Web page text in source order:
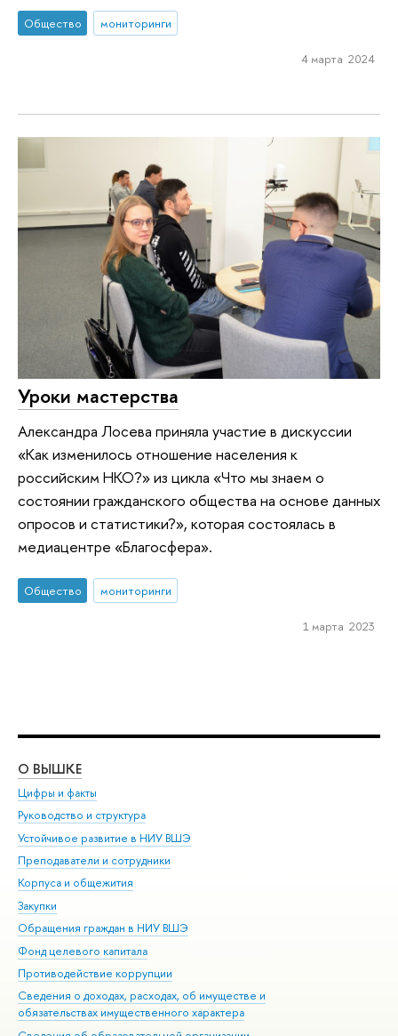
Общество мониторинги
4 марта 2024
Уроки мастерства
Александра Лосева приняла участие в дискуссии
«Как изменилось отношение населения к
российским НКО?» из цикла «Что мы знаем о
состоянии гражданского общества на основе данных
опросов и статистики?», которая состоялась в
медиацентре «Благосфера».
Общество мониторинги
1 марта 2023
О ВЫШКЕ
Цифры и факты
Руководство и структура
Устойчивое развитие в НИУ ВШЭ
Преподаватели и сотрудники
Корпуса и общежития
Закупки
Обращения граждан в НИУ ВШЭ
Фонд целевого капитала
Противодействие коррупции
Сведения о доходах, расходах, об имуществе и
обязательствах имущественного характера